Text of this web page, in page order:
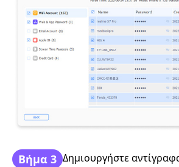
Βήμα 3 Δημιουργήστε